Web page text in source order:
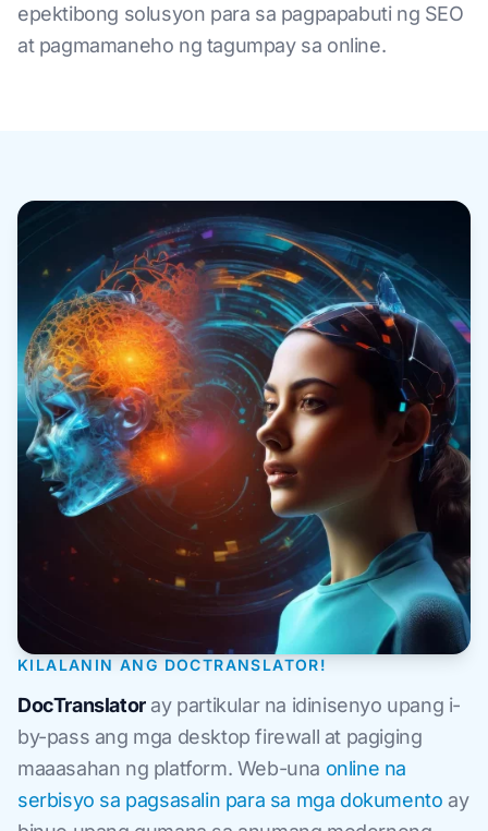
epektibong solusyon para sa pagpapabuti ng SEO
at pagmamaneho ng tagumpay sa online.
KILALANIN ANG DOCTRANSLATOR!
DocTranslatoray partikular na idinisenyo upang i-
by-pass ang mga desktop firewall at pagiging
maaasahan ng platform. Web-una online na
serbisyo sa pagsasalin para sa mga dokumento ay